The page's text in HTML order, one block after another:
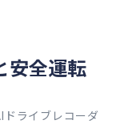
安全運転
ライブレコーダ